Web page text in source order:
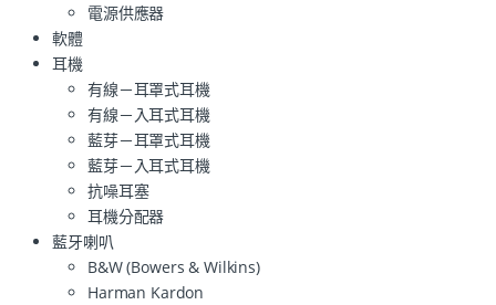
電源供應器
軟體
耳機
有線－耳罩式耳機
有線－入耳式耳機
藍芽－耳罩式耳機
藍芽－入耳式耳機
抗噪耳塞
耳機分配器
藍牙喇叭
B&W (Bowers & Wilkins)
Harman Kardon